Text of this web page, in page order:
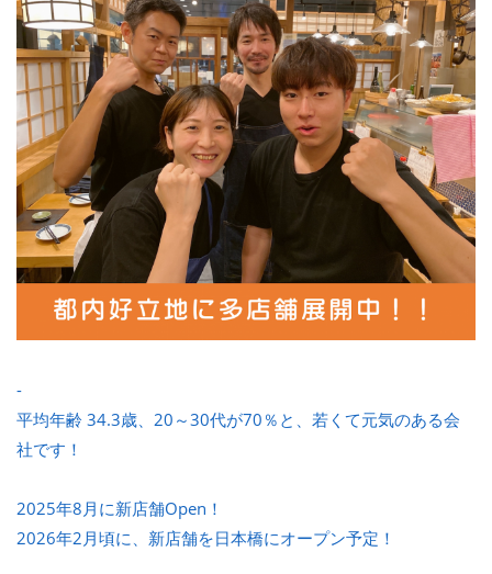
-
平均年齢 34.3歳、20～30代が70％と、若くて元気のある会
社です！
2025年8月に新店舗Open！
2026年2月頃に、新店舗を日本橋にオープン予定！